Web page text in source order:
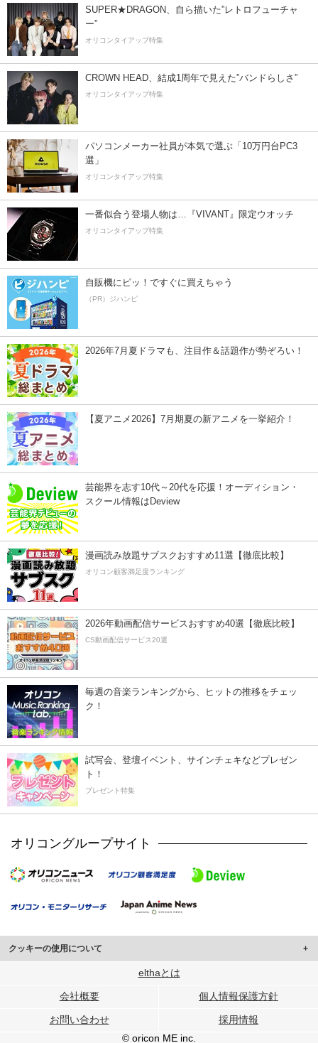
SUPER★DRAGON、自ら描いた”レトロフューチャ
ー”
オリコンタイアップ特集
CROWN HEAD、結成1周年で見えた”バンドらしさ”
オリコンタイアップ特集
パソコンメーカー社員が本気で選ぶ「10万円台PC3
選」
オリコンタイアップ特集
一番似合う登場人物は…『VIVANT』限定ウオッチ
オリコンタイアップ特集
自販機にピッ！ですぐに買えちゃう
（PR）ジハンピ
2026年7月夏ドラマも、注目作＆話題作が勢ぞろい！
【夏アニメ2026】7月期夏の新アニメを一挙紹介！
芸能界を志す10代～20代を応援！オーディション・
スクール情報はDeview
漫画読み放題サブスクおすすめ11選【徹底比較】
オリコン顧客満足度ランキング
2026年動画配信サービスおすすめ40選【徹底比較】
CS動画配信サービス20選
毎週の音楽ランキングから、ヒットの推移をチェッ
ク！
試写会、登壇イベント、サインチェキなどプレゼン
ト！
プレゼント特集
オリコングループサイト
クッキーの使用について
このサイトでは Cookie を使用して、ユーザーに合わせたコンテンツや広告の
行っています。
メディアや広告配信、データ解析の各パートナーに提供しています。
各パートナーは、この情報とユーザーが各パートナーに提供した他の情報や、
elthaとは
会社概要 個人情報保護方針
お問い合わせ
採用情報
© oricon ME inc.